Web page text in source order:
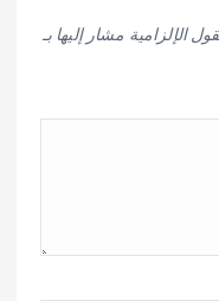
الإلزامية مشار إليها بـ